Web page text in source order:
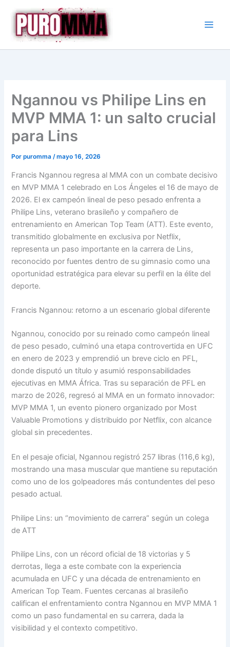
contenido
Ngannou vs Philipe Lins en
MVP MMA 1: un salto crucial
para Lins
Porpuromma/mayo 16, 2026
Francis Ngannou regresa al MMA con un combate decisivo
en MVP MMA 1 celebrado en Los Ángeles el 16 de mayo de
2026. El ex campeón lineal de peso pesado enfrenta a
Philipe Lins, veterano brasileño y compañero de
entrenamiento en American Top Team (ATT). Este evento,
transmitido globalmente en exclusiva por Netflix,
representa un paso importante en la carrera de Lins,
reconocido por fuentes dentro de su gimnasio como una
oportunidad estratégica para elevar su perfil en la élite del
deporte.
Francis Ngannou: retorno a un escenario global diferente
Ngannou, conocido por su reinado como campeón lineal
de peso pesado, culminó una etapa controvertida en UFC
en enero de 2023 y emprendió un breve ciclo en PFL,
donde disputó un título y asumió responsabilidades
ejecutivas en MMA África. Tras su separación de PFL en
marzo de 2026, regresó al MMA en un formato innovador:
MVP MMA 1, un evento pionero organizado por Most
Valuable Promotions y distribuido por Netflix, con alcance
global sin precedentes.
En el pesaje oficial, Ngannou registró 257 libras (116,6 kg),
mostrando una masa muscular que mantiene su reputación
como uno de los golpeadores más contundentes del peso
pesado actual.
Philipe Lins: un “movimiento de carrera” según un colega
de ATT
Philipe Lins, con un récord oficial de 18 victorias y 5
derrotas, llega a este combate con la experiencia
acumulada en UFC y una década de entrenamiento en
American Top Team. Fuentes cercanas al brasileño
califican el enfrentamiento contra Ngannou en MVP MMA 1
como un paso fundamental en su carrera, dada la
visibilidad y el contexto competitivo.